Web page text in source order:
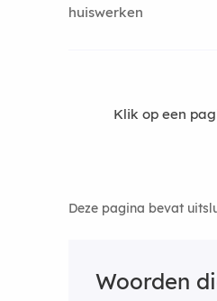
huiswerken
Klik op een
Deze pagina bevat
Woorden